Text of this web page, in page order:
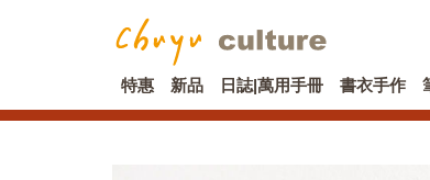
特惠 新品 日誌|萬用手冊 書衣手作